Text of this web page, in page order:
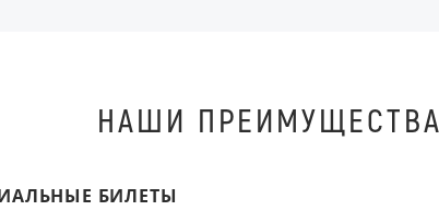
НАШИ ПРЕИМУЩЕСТВА
БИЛЕТЫ